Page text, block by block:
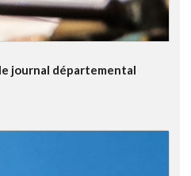
journal départemental